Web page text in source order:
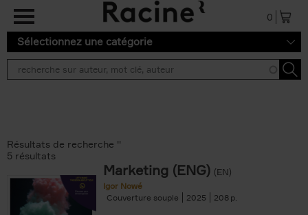
Aller au contenu principal
0
Sélectionnez une catégorie
Résultats de recherche ''
5 résultats
Marketing (ENG) (EN)
Igor Nowé
Couverture souple
2025 208